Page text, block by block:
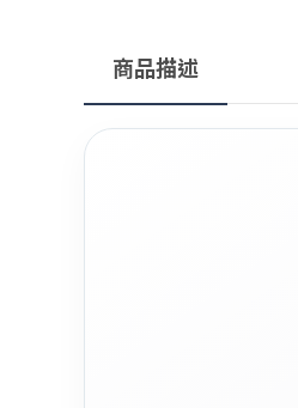
商品描述